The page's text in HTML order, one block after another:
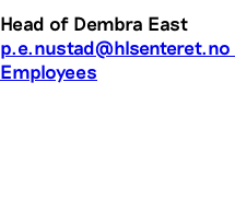
Head of Dembra East
p.e.nustad@hlsenteret.no
Employees